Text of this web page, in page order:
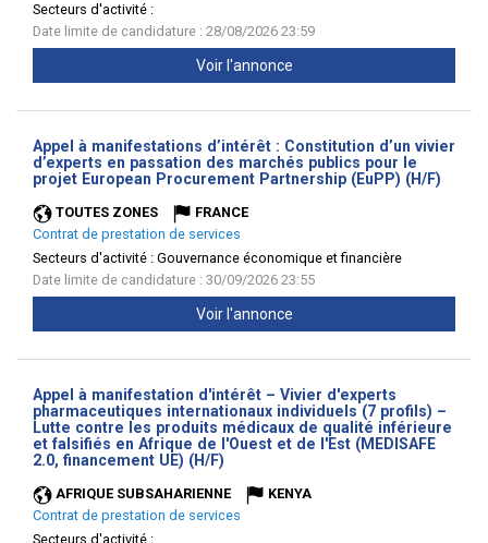
Secteurs d'activité :
Date limite de candidature : 28/08/2026 23:59
Voir l'annonce
Appel à manifestations d’intérêt : Constitution d’un vivier
d’experts en passation des marchés publics pour le
projet European Procurement Partnership (EuPP) (H/F)
TOUTES ZONES
FRANCE
Contrat de prestation de services
Secteurs d'activité : Gouvernance économique et financière
Date limite de candidature : 30/09/2026 23:55
Voir l'annonce
Appel à manifestation d'intérêt – Vivier d'experts
pharmaceutiques internationaux individuels (7 profils) –
Lutte contre les produits médicaux de qualité inférieure
et falsifiés en Afrique de l'Ouest et de l'Est (MEDISAFE
2.0, financement UE) (H/F)
AFRIQUE SUBSAHARIENNE
KENYA
Contrat de prestation de services
Secteurs d'activité :